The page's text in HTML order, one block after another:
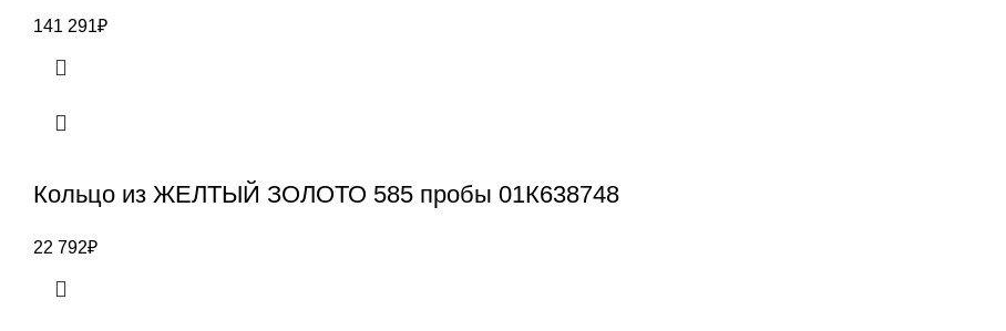
141 291₽
Кольцо из ЖЕЛТЫЙ ЗОЛОТО 585 пробы 01К638748
22 792₽